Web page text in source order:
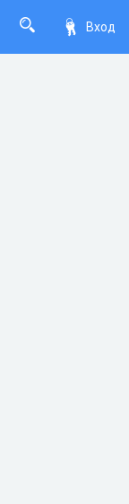
Вход